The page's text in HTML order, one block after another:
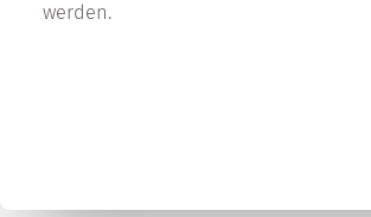
werden.